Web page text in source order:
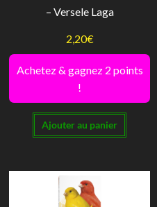
– Versele Laga
2,20€
Achetez & gagnez 2 points
!
Ajouter au panier